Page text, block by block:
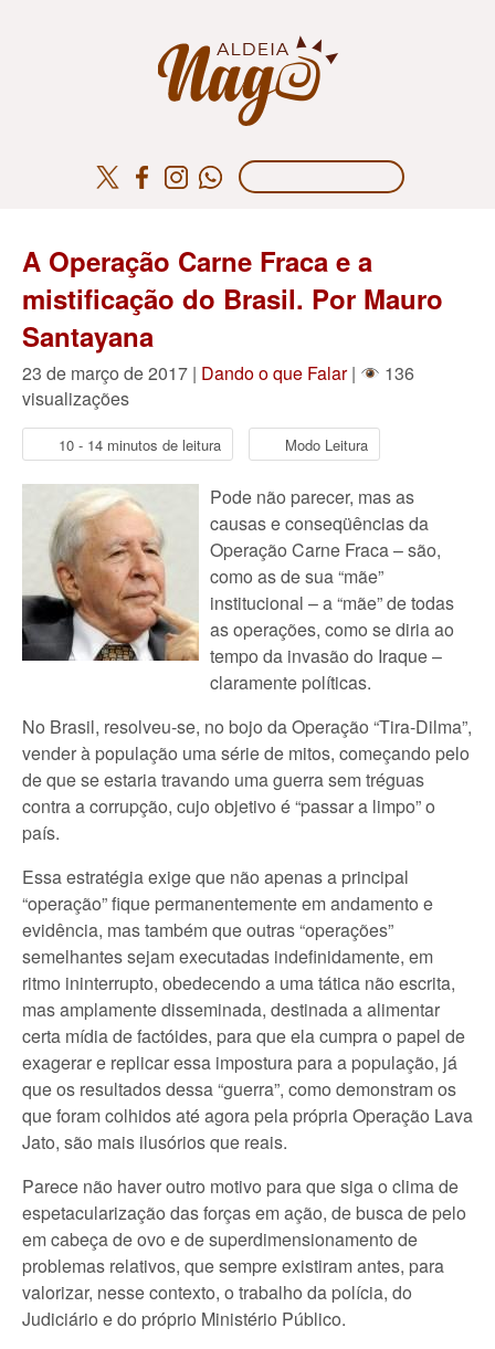
A Operação Carne Fraca e a
mistificação do Brasil. Por Mauro
Santayana
23 de março de 2017 | Dando o que Falar|
136
visualizações
10 - 14 minutos de leitura Modo Leitura
Pode não parecer, mas as
causas e conseqüências da
Operação Carne Fraca – são,
como as de sua “mãe”
institucional – a “mãe” de todas
as operações, como se diria ao
tempo da invasão do Iraque –
claramente políticas.
No Brasil, resolveu-se, no bojo da Operação “Tira-Dilma”,
vender à população uma série de mitos, começando pelo
de que se estaria travando uma guerra sem tréguas
contra a corrupção, cujo objetivo é “passar a limpo” o
país.
Essa estratégia exige que não apenas a principal
“operação” fique permanentemente em andamento e
evidência, mas também que outras “operações”
semelhantes sejam executadas indefinidamente, em
ritmo ininterrupto, obedecendo a uma tática não escrita,
mas amplamente disseminada, destinada a alimentar
certa mídia de factóides, para que ela cumpra o papel de
exagerar e replicar essa impostura para a população, já
que os resultados dessa “guerra”, como demonstram os
que foram colhidos até agora pela própria Operação Lava
Jato, são mais ilusórios que reais.
Parece não haver outro motivo para que siga o clima de
espetacularização das forças em ação, de busca de pelo
em cabeça de ovo e de superdimensionamento de
problemas relativos, que sempre existiram antes, para
valorizar, nesse contexto, o trabalho da polícia, do
Judiciário e do próprio Ministério Público.